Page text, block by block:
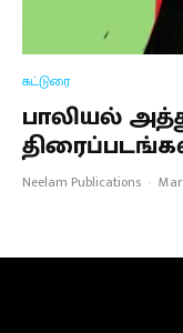
கட்டுரை
பாலியல்
Neelam Publications ·